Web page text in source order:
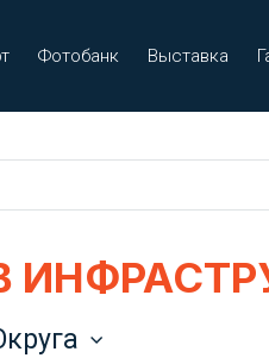
Фотобанк Выставка